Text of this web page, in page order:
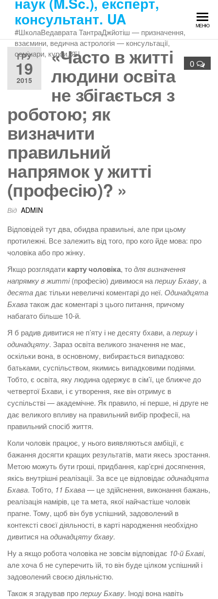
Перейти
змістуконсультант. UA
#ШколаВедаврата ТантраДжйотіш — призначення,
взаємини, ведична астрологія — консультації,
семінари, курси. Ԙ!
МЕНЮ
ГРУ
19
2015
0
«Часто в житті
людини освіта
не збігається з
роботою; як
визначити
правильний
напрямок у житті
(професію)? »
Від ADMIN
Відповідей тут два, обидва правильні, але при цьому
протилежні. Все залежить від того, про кого йде мова: про
чоловіка або про жінку.
Якщо розглядати карту чоловіка, тодля визначення
напрямку в житті(професію) дивимося напершу Бхаву, а
десята дає тільки невеличкі коментарі до неї. Одинадцята
Бхаватакож дає коментарі з цього питання, причому
набагато більше 10-й.
Я б радив дивитися не п’яту і не десяту бхави, апершу і
одинадцяту. Зараз освіта великого значення не має,
оскільки вона, в основному, вибирається випадково:
батьками, суспільством, якимись випадковими подіями.
Тобто, є освіта, яку людина одержує в сім’ї, це ближче до
четвертої Бхави, і є утворення, яке він отримує в
суспільстві — академічне. Як правило, ні перше, ні друге не
дає великого впливу на правильний вибір професії, на
правильний спосіб життя.
Коли чоловік працює, у нього виявляються амбіції, є
бажання досягти кращих результатів, мати якесь зростання.
Метою можуть бути гроші, придбання, кар’єрні досягнення,
якісь внутрішні реалізації. За все це відповідає одинадцята
Бхава. Тобто, 11 Бхава— це здійснення, виконання бажань,
реалізація намірів, це та мета, якої найчастіше чоловік
прагне. Тому, щоб він був успішний, задоволений в
контексті своєї діяльності, в карті народження необхідно
дивитися наодинадцяту бхаву.
Ну а якщо робота чоловіка не зовсім відповідає 10-й Бхаві,
але хоча б не суперечить їй, то він буде цілком успішний і
задоволений своєю діяльністю.
Також я згадував пропершу Бхаву. Іноді вона навіть